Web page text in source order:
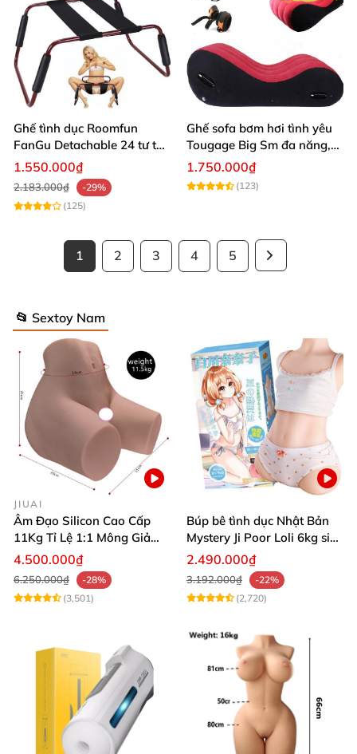
Ghế tình dục Roomfun
FanGu Detachable 24 tư thế
siêu bền
1.550.000₫
2.183.000₫
-29%
(125)
Ghế sofa bơm hơi tình yêu
Tougage Big Sm đa năng,
tiện lợi
1.750.000₫
(123)
1 2 3 4 5
📂 Sextoy Nam
JIUAI
Âm Đạo Silicon Cao Cấp
11Kg Tỉ Lệ 1:1 Mông Giả
Nguyên Khối Kích Thước
Thật Jiuai Nhật Bản
4.500.000₫
6.250.000₫
-28%
(3,501)
Búp bê tình dục Nhật Bản
Mystery Ji Poor Loli 6kg siêu
thực
2.490.000₫
3.192.000₫
-22%
(2,720)